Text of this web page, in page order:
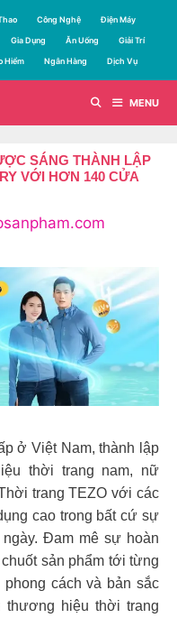
Công Nghệ Điện Máy
Gia Dụng Ăn Uống Giải Trí
Hiểm Ngân Hàng Dịch Vụ
MENU
SÁNG THÀNH LẬP
VỚI HƠN 140 CỬA
ở Việt Nam, thành lập
thời trang nam, nữ
trang TEZO với các
cao trong bất cứ sự
Đam mê sự hoàn
sản phẩm tới từng
cách và bản sắc
thương hiệu thời trang